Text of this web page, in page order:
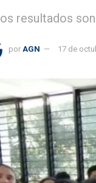
resultados
por AGN 17 de